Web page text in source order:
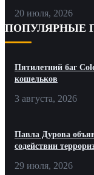
20 июля, 2026
ПОПУЛЯРНЫЕ
Пятилетний баг
кошельков
3 августа, 2026
Павла Дурова
содействии
29 июля, 2026